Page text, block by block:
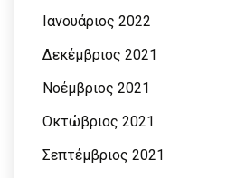
Ιανουάριος 2022
Δεκέμβριος 2021
Νοέμβριος 2021
Οκτώβριος 2021
Σεπτέμβριος 2021